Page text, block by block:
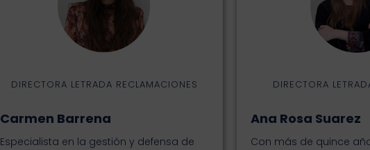
DIRECTORA LETRADA RECLAMACIONES
Carmen Barrena
Especialista en la gestión y defensa de
DIRECTORA
Ana Rosa Suarez
Con más de quince